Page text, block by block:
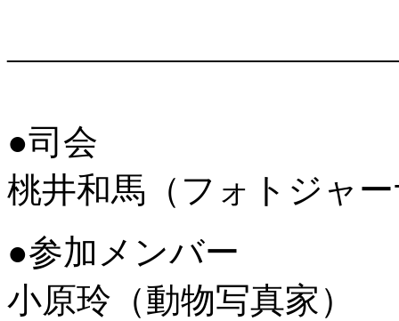
●司会
桃井和馬（フォトジャ
●参加メンバー
小原玲（動物写真家）